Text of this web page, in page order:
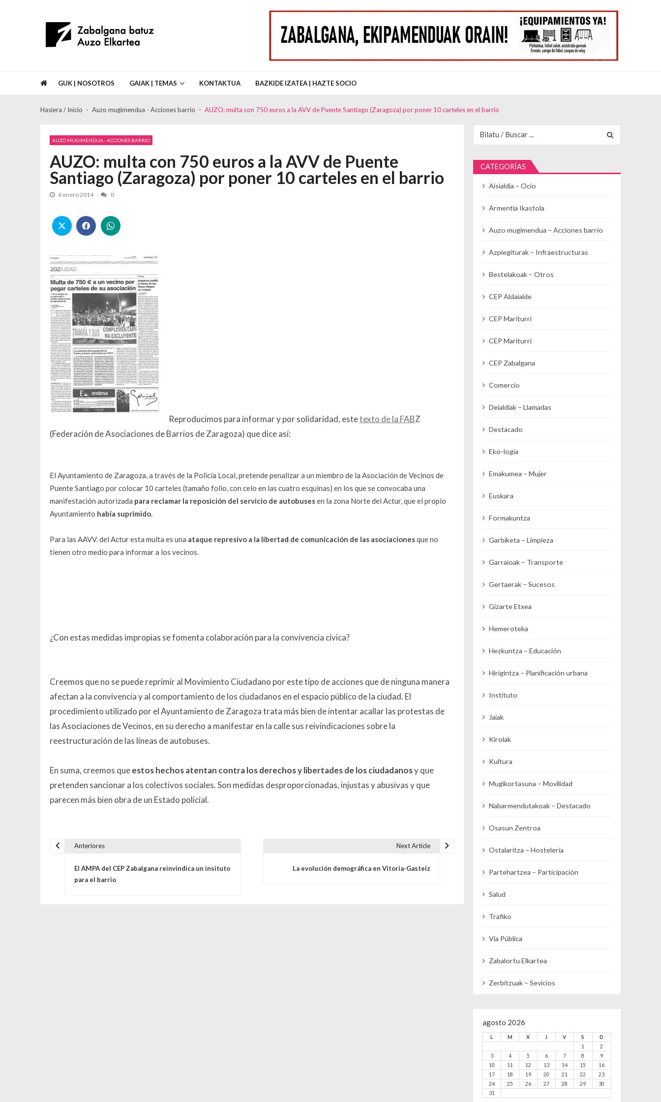
Asociación de Vecinos Zabalgana Batuz Auzo Elkartea
GUK | NOSOTROS GAIAK | TEMAS KONTAKTUA BAZKIDE IZATEA | HAZTE SOCIO
Hasiera / Inicio Auzo mugimendua - Acciones barrio AUZO: multa con 750 euros a la AVV de Puente Santiago (Zaragoza) por poner 10 carteles en el barrio
AUZO MUGIMENDUA - ACCIONES BARRIO
AUZO: multa con 750 euros a la AVV de Puente
Santiago (Zaragoza) por poner 10 carteles en el barrio
6 enero 2014 0
Reproducimos para informar y por solidaridad, estetexto de la FABZ
(Federación de Asociaciones de Barrios de Zaragoza) que dice así:
El Ayuntamiento de Zaragoza, a través de la Policía Local, pretende penalizar a un miembro de la Asociación de Vecinos de
Puente Santiago por colocar 10 carteles (tamaño folio, con celo en las cuatro esquinas) en los que se convocaba una
manifestación autorizada para reclamar la reposición del servicio de autobusesen la zona Norte del Actur, que el propio
Ayuntamiento había suprimido.
Para las AAVV. del Actur esta multa es una ataque represivo a la libertad de comunicación de las asociacionesque no
tienen otro medio para informar a los vecinos.
¿Con estas medidas impropias se fomenta colaboración para la convivencia cívica?
Creemos que no se puede reprimir al Movimiento Ciudadano por este tipo de acciones que de ninguna manera
afectan a la convivencia y al comportamiento de los ciudadanos en el espacio público de la ciudad. El
procedimiento utilizado por el Ayuntamiento de Zaragoza trata más bien de intentar acallar las protestas de
las Asociaciones de Vecinos, en su derecho a manifestar en la calle sus reivindicaciones sobre la
reestructuración de las líneas de autobuses.
En suma, creemos queestos hechos atentan contra los derechos y libertades de los ciudadanosy que
pretenden sancionar a los colectivos sociales. Son medidas desproporcionadas, injustas y abusivas y que
parecen más bien obra de un Estado policial.
Anteriores
El AMPA del CEP Zabalgana reinvindic​a un insituto
para el barrio
Next Article
La evolución demográfica en Vitoria-Gasteiz
CATEGORÍAS
Aisialdia – Ocio
Armentia Ikastola
Auzo mugimendua – Acciones barrio
Azpiegiturak – Infraestructuras
Bestelakoak – Otros
CEP Aldaialde
CEP Mariturri
CEP Mariturri
CEP Zabalgana
Comercio
Deialdiak – Llamadas
Destacado
Eko-logia
Emakumea – Mujer
Euskara
Formakuntza
Garbiketa – Limpieza
Garraioak – Transporte
Gertaerak – Sucesos
Gizarte Etxea
Hemeroteka
Hezkuntza – Educación
Hirigintza – Planificación urbana
Instituto
Jaiak
Kirolak
Kultura
Mugikortasuna – Movilidad
Nabarmendutakoak – Destacado
Osasun Zentroa
Ostalaritza – Hostelería
Partehartzea – Participación
Salud
Trafiko
Vía Pública
Zabalortu Elkartea
Zerbitzuak – Sevicios
agosto 2026
L M X J V S
D
1
2
3
4 5 6 7 8
9
10
11 12 13 14 15
16
17
18 19 20 21 22
23
24
25 26 27 28 29
30
31